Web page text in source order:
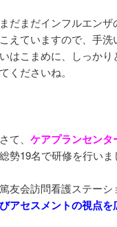
まだまだインフルエンザ
こえていますので、手洗
いはこまめに、しっかり
てくださいね。
さて、 ケアプランセン
総勢19名で研修を行いま
篤友会訪問看護ステーシ
びアセスメントの視点を